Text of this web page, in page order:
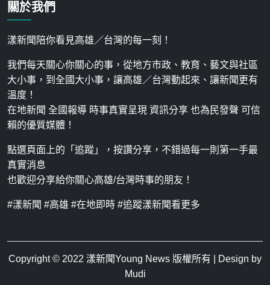
關於我們
漾新聞陪你看見高雄／台灣的每一刻！
我們每天關心你關心的事，從地方市政、教育、藝文與社區
大小事，到全國大小事，讓高雄／台灣動起來、讓新聞更有
溫度！
在地新聞 全國報導 時事真實呈現 資訊分享 也為民發聲 可信
賴的優質媒體！
點選頁面上的「追蹤」，按讚分享，不錯過每一則第一手最
真實消息
也歡迎分享給你關心高雄/台灣時事的朋友！
#漾新聞 #高雄 #在地即時 #追蹤漾新聞看更多
Copyright © 2022 漾新聞Young News 版權所有 | Design by
Mudi